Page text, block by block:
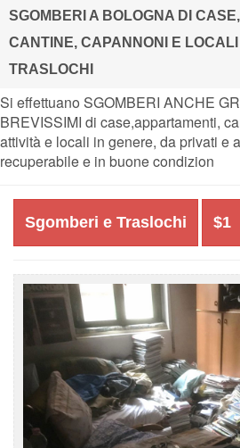
SGOMBERI A BOLOGNA DI
CANTINE, CAPANNONI E
TRASLOCHI
Si effettuano SGOMBERI ANCHE
BREVISSIMI di case,appartamenti,
attività e locali in genere, da privati e
recuperabile e in buone condizion
Sgomberi e Traslochi $1